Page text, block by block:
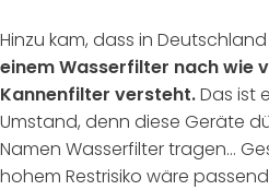
Hinzu kam, dass in
einem Wasserfilter nach wie
Kannenfilter versteht.Das ist
Umstand, denn diese Geräte
Namen Wasserfilter tragen…
hohem Restrisiko wäre